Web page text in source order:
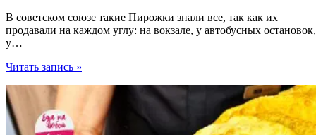
В советском союзе такие Пирожки знали все, так как их
продавали на каждом углу: на вокзале, у автобусных остановок,
у…
Пирожки
копеек»
или
«Дрова».
Советский
Читать запись »